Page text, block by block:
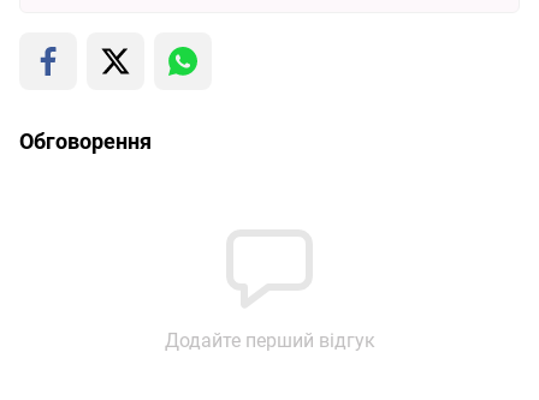
Обговорення
Додайте перший відгук